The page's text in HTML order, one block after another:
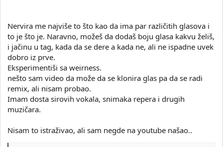
Nervira me najviše to što kao da ima par različitih glasova i
to je što je. Naravno, možeš da dodaš boju glasa kakvu želiš,
i jačinu u tag, kada da se dere a kada ne, ali ne ispadne uvek
dobro iz prve.
Eksperimentiši sa weirness.
nešto sam video da može da se klonira glas pa da se radi
remix, ali nisam probao.
Imam dosta sirovih vokala, snimaka repera i drugih
muzičara.
Nisam to istraživao, ali sam negde na youtube našao..